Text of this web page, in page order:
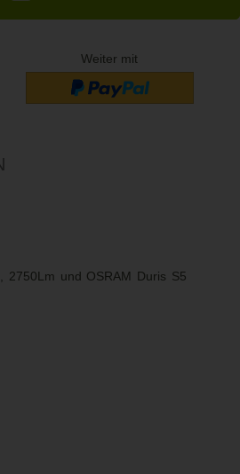
Weiter mit
2750Lm und OSRAM Duris S5